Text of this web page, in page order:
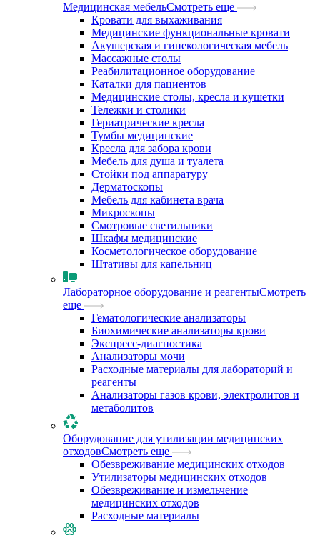
Медицинская мебельСмотреть еще
Кровати для выхаживания
Медицинские функциональные кровати
Акушерская и гинекологическая мебель
Массажные столы
Реабилитационное оборудование
Каталки для пациентов
Медицинские столы, кресла и кушетки
Тележки и столики
Гериатрические кресла
Тумбы медицинские
Кресла для забора крови
Мебель для душа и туалета
Стойки под аппаратуру
Дерматоскопы
Мебель для кабинета врача
Микроскопы
Смотровые светильники
Шкафы медицинские
Косметологическое оборудование
Штативы для капельниц
Лабораторное оборудование и реагентыСмотреть
еще
Гематологические анализаторы
Биохимические анализаторы крови
Экспресс-диагностика
Анализаторы мочи
Расходные материалы для лабораторий и
реагенты
Анализаторы газов крови, электролитов и
метаболитов
Оборудование для утилизации медицинских
отходовСмотреть еще
Обезвреживание медицинских отходов
Утилизаторы медицинских отходов
Обезвреживание и измельчение
медицинских отходов
Расходные материалы